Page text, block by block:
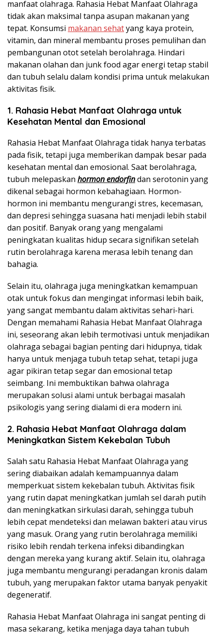
manfaat olahraga. Rahasia Hebat Manfaat Olahraga
tidak akan maksimal tanpa asupan makanan yang
tepat. Konsumsi makanan sehatyang kaya protein,
vitamin, dan mineral membantu proses pemulihan dan
pembangunan otot setelah berolahraga. Hindari
makanan olahan dan junk food agar energi tetap stabil
dan tubuh selalu dalam kondisi prima untuk melakukan
aktivitas fisik.
1. Rahasia Hebat Manfaat Olahraga untuk
Kesehatan Mental dan Emosional
Rahasia Hebat Manfaat Olahraga tidak hanya terbatas
pada fisik, tetapi juga memberikan dampak besar pada
kesehatan mental dan emosional. Saat berolahraga,
tubuh melepaskan hormon endorfindan serotonin yang
dikenal sebagai hormon kebahagiaan. Hormon-
hormon ini membantu mengurangi stres, kecemasan,
dan depresi sehingga suasana hati menjadi lebih stabil
dan positif. Banyak orang yang mengalami
peningkatan kualitas hidup secara signifikan setelah
rutin berolahraga karena merasa lebih tenang dan
bahagia.
Selain itu, olahraga juga meningkatkan kemampuan
otak untuk fokus dan mengingat informasi lebih baik,
yang sangat membantu dalam aktivitas sehari-hari.
Dengan memahami Rahasia Hebat Manfaat Olahraga
ini, seseorang akan lebih termotivasi untuk menjadikan
olahraga sebagai bagian penting dari hidupnya, tidak
hanya untuk menjaga tubuh tetap sehat, tetapi juga
agar pikiran tetap segar dan emosional tetap
seimbang. Ini membuktikan bahwa olahraga
merupakan solusi alami untuk berbagai masalah
psikologis yang sering dialami di era modern ini.
2. Rahasia Hebat Manfaat Olahraga dalam
Meningkatkan Sistem Kekebalan Tubuh
Salah satu Rahasia Hebat Manfaat Olahraga yang
sering diabaikan adalah kemampuannya dalam
memperkuat sistem kekebalan tubuh. Aktivitas fisik
yang rutin dapat meningkatkan jumlah sel darah putih
dan meningkatkan sirkulasi darah, sehingga tubuh
lebih cepat mendeteksi dan melawan bakteri atau virus
yang masuk. Orang yang rutin berolahraga memiliki
risiko lebih rendah terkena infeksi dibandingkan
dengan mereka yang kurang aktif. Selain itu, olahraga
juga membantu mengurangi peradangan kronis dalam
tubuh, yang merupakan faktor utama banyak penyakit
degeneratif.
Rahasia Hebat Manfaat Olahraga ini sangat penting di
masa sekarang, ketika menjaga daya tahan tubuh